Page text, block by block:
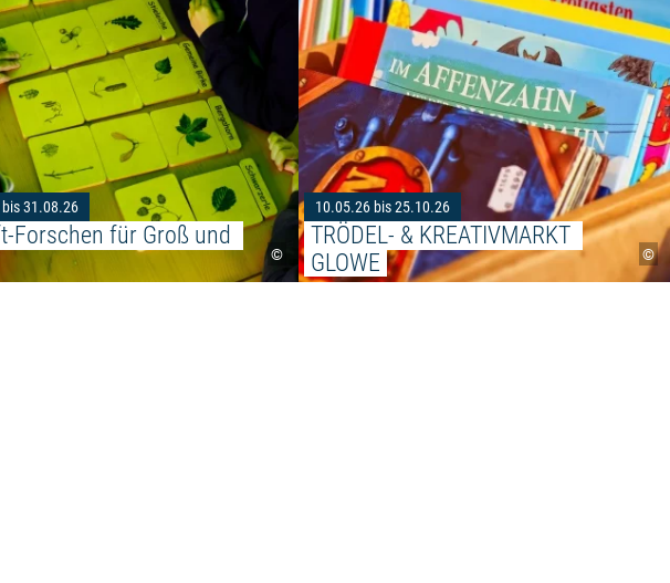
©
31.08.26
Forschen für Groß und
©
10.05.26 bis 25.10.26
TRÖDEL- & KREATIVMARKT
GLOWE